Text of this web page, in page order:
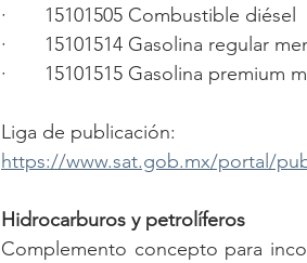
·       15101505 Combustible diésel
·       15101514 Gasolina regular
·       15101515 Gasolina
Liga de publicación:
https://www.sat.gob.mx/portal/
Hidrocarburos y petrolíferos
Complemento concepto para